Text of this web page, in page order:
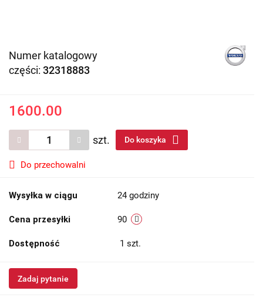
Numer katalogowy
części: 32318883
1600.00
szt. Do koszyka
Do przechowalni
Wysyłka w ciągu 24 godziny
Cena przesyłki 90
Dostępność 1 szt.
Zadaj pytanie